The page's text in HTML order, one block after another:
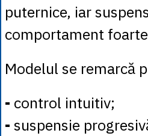
puternice, iar
comportament
Modelul se remarcă
- control intuitiv;
- suspensie